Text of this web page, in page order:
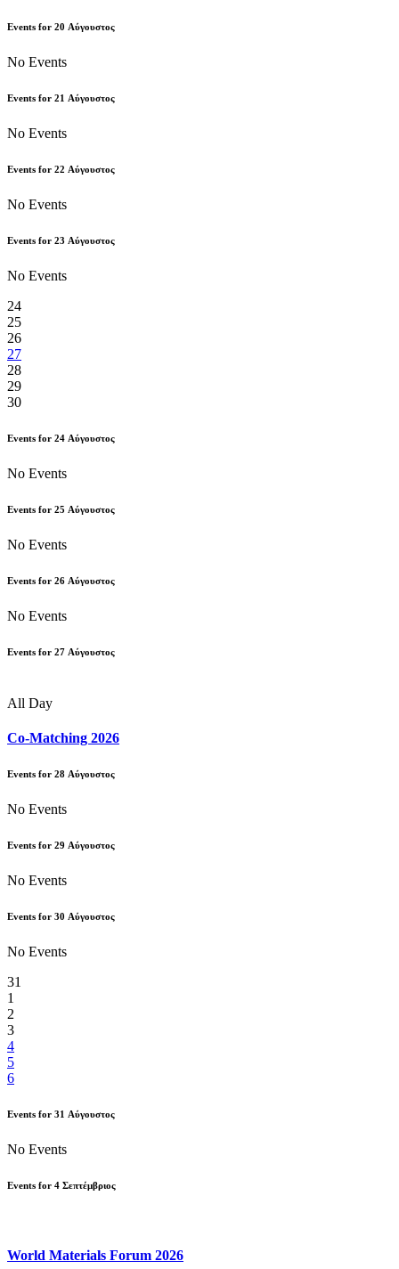
Events for 20 Αύγουστος
No Events
Events for 21 Αύγουστος
No Events
Events for 22 Αύγουστος
No Events
Events for 23 Αύγουστος
No Events
24
25
26
27
28
29
30
Events for 24 Αύγουστος
No Events
Events for 25 Αύγουστος
No Events
Events for 26 Αύγουστος
No Events
Events for 27 Αύγουστος
All Day
Co-Matching 2026
Events for 28 Αύγουστος
No Events
Events for 29 Αύγουστος
No Events
Events for 30 Αύγουστος
No Events
31
1
2
3
4
5
6
Events for 31 Αύγουστος
No Events
Events for 4 Σεπτέμβριος
World Materials Forum 2026